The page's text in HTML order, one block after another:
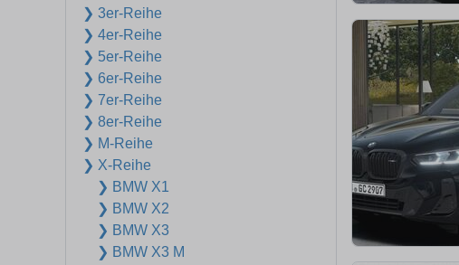
❯ 3er-Reihe
❯ 4er-Reihe
❯ 5er-Reihe
❯ 6er-Reihe
❯ 7er-Reihe
❯ 8er-Reihe
❯ M-Reihe
❯ X-Reihe
❯ BMW X1
❯ BMW X2
❯ BMW X3
❯ BMW X3 M